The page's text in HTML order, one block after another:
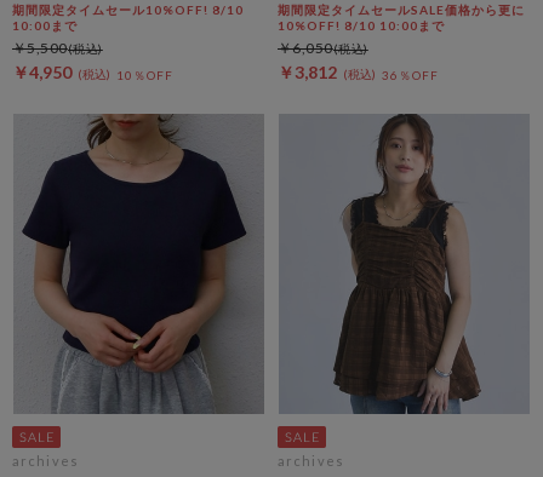
期間限定タイムセール10%OFF! 8/10
10:00まで
￥4,950 10％OFF
￥5,500
期間限定タイムセールSALE価格から更に
10%OFF! 8/10 10:00まで
￥3,812 36％OFF
￥6,050
archives archives